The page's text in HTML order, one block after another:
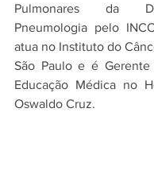
Pulmonares da
Pneumologia pelo
atua no Instituto do
São Paulo e é
Educação Médica no
Oswaldo Cruz.